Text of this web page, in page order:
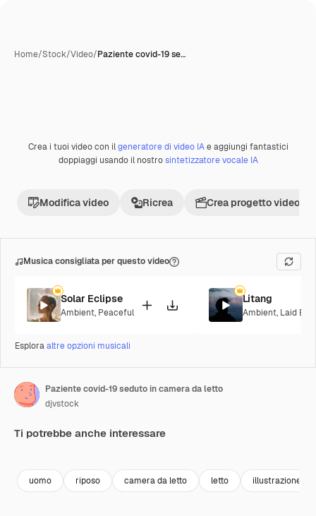
Home/Stock/Video/Paziente covid-19 se…
Premium
Crea i tuoi video con ilgeneratore di video IAe aggiungi fantastici
doppiaggi usando il nostrosintetizzatore vocale IA
Modifica video Ricrea Crea progetto video
Musica consigliata per questo video
Solar Eclipse
Ambient, Peaceful
Litang
Ambient, Laid
Esploraaltre opzioni musicali
Paziente covid-19 seduto in camera da letto
djvstock
Ti potrebbe anche interessare
uomo riposo camera da letto letto illustrazione